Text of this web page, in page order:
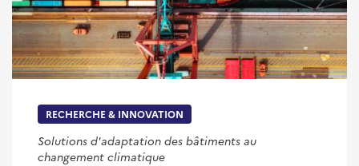
RECHERCHE & INNOVATION
Solutions d'adaptation des bâtiments au
changement climatique